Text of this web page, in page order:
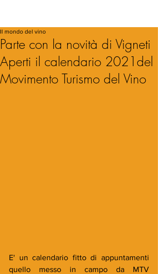
Parte con la novità di Vigneti
Aperti il calendario 2021del
Movimento Turismo del Vino
Il mondo del vino
E' un calendario fitto di appuntamenti
quello messo in campo da MTV